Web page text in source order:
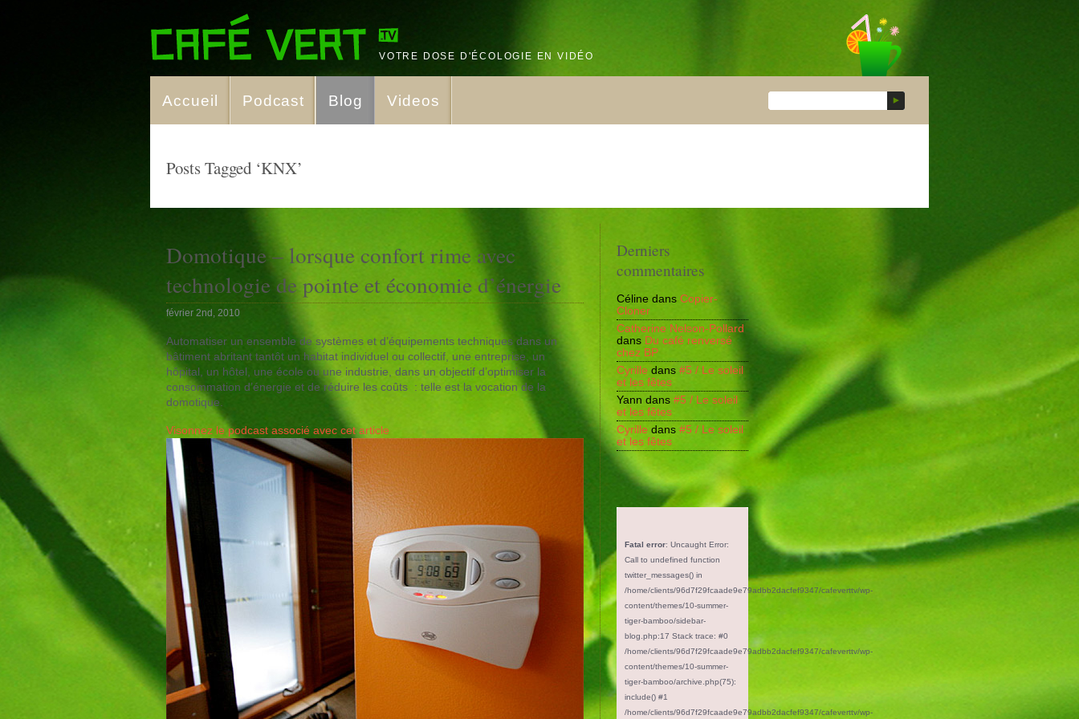
VOTRE DOSE D'ÉCOLOGIE EN VIDÉO
Accueil Podcast Blog Videos
Posts Tagged ‘KNX’
Domotique – lorsque confort rime avec
technologie de pointe et économie d’énergie
février 2nd, 2010
Automatiser un ensemble de systèmes et d’équipements techniques dans un
bâtiment abritant tantôt un habitat individuel ou collectif, une entreprise, un
hôpital, un hôtel, une école ou une industrie, dans un objectif d’optimiser la
consommation d’énergie et de réduire les coûts : telle est la vocation de la
domotique.
Visonnez le podcast associé avec cet article
Derniers
commentaires
Céline dans Copier-
Cloner
Catherine Nelson-Pollard
dans Du café renversé
chez BP
Cyrille dans #5 / Le soleil
et les fêtes
Yann dans #5 / Le soleil
et les fêtes
Cyrille dans #5 / Le soleil
et les fêtes
Fatal error: Uncaught Error:
Call to undefined function
twitter_messages() in
/home/clients/96d7f29fcaade9e79adbb2dacfef9347/cafeverttv/wp-
content/themes/10-summer-
tiger-bamboo/sidebar-
blog.php:17 Stack trace: #0
/home/clients/96d7f29fcaade9e79adbb2dacfef9347/cafeverttv/wp-
content/themes/10-summer-
tiger-bamboo/archive.php(75):
include() #1
/home/clients/96d7f29fcaade9e79adbb2dacfef9347/cafeverttv/wp-